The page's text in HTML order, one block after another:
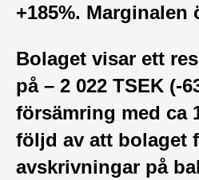
+185%. Marginalen
Bolaget visar ett
på – 2 022 TSEK (-
försämring med ca
följd av att bolaget
avskrivningar på